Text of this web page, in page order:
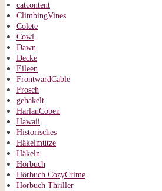
catcontent
ClimbingVines
Colete
Cowl
Dawn
Decke
Eileen
FrontwardCable
Frosch
gehäkelt
HarlanCoben
Hawaii
Historisches
Häkelmütze
Häkeln
Hörbuch
Hörbuch CozyCrime
Hörbuch Thriller